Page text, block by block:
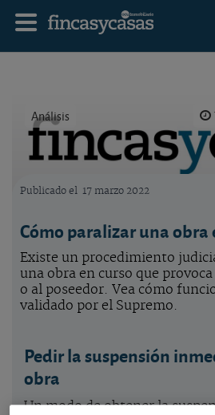
Análisis
Publicado el 17 marzo 2022
Cómo paralizar una obra
Existe un procedimiento
una obra en curso que
o al poseedor. Vea cómo
validado por el Supremo.
Pedir la suspensión
obra
Un modo de obtener la